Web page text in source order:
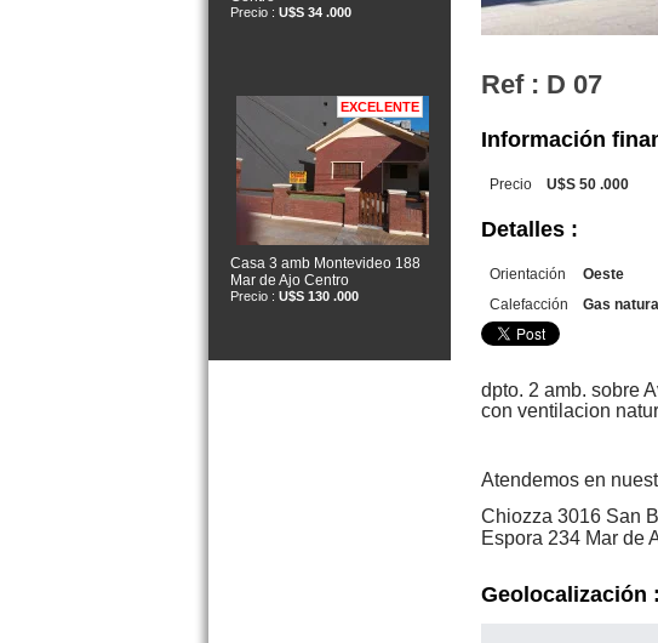
Precio : U$S 34 .000
Casa 3 amb Montevideo 188
Mar de Ajo Centro
EXCELENTE
Precio : U$S 130 .000
Ref : D 07
Información
Precio U$S 50 .000
Detalles :
Orientación
Oeste
Calefacción
Gas natural
dpto. 2 amb. sobre
con ventilacion
Atendemos en
Chiozza 3016 San
Espora 234 Mar de
Geolocalización :